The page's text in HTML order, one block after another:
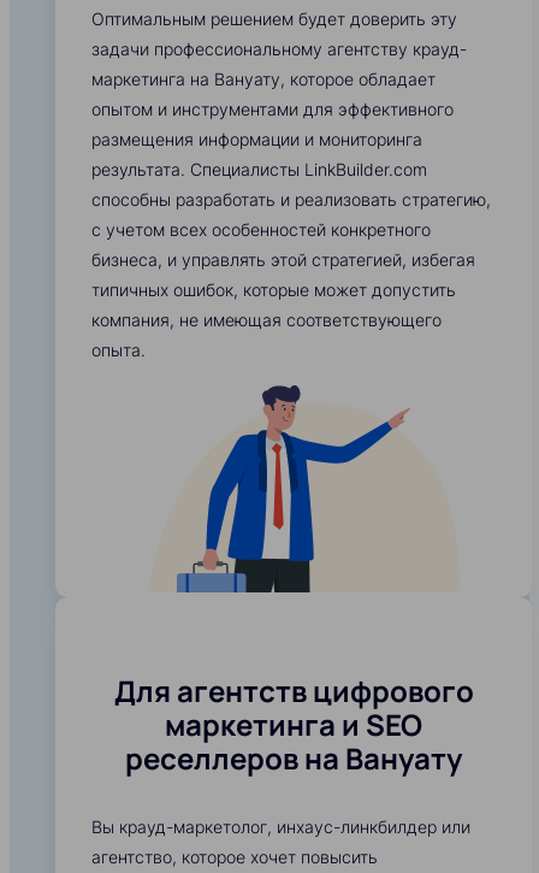
Оптимальным решением будет доверить эту
задачи профессиональному агентству крауд-
маркетинга на Вануату, которое обладает
опытом и инструментами для эффективного
размещения информации и мониторинга
результата. Специалисты LinkBuilder.com
способны разработать и реализовать стратегию,
с учетом всех особенностей конкретного
бизнеса, и управлять этой стратегией, избегая
типичных ошибок, которые может допустить
компания, не имеющая соответствующего
опыта.
Для агентств цифрового
маркетинга и SEO
реселлеров на Вануату
Вы крауд-маркетолог, инхаус-линкбилдер или
агентство, которое хочет повысить